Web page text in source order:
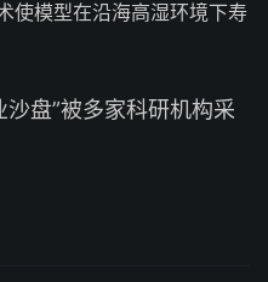
使模型在沿海高湿环境下寿
盘”被多家科研机构采